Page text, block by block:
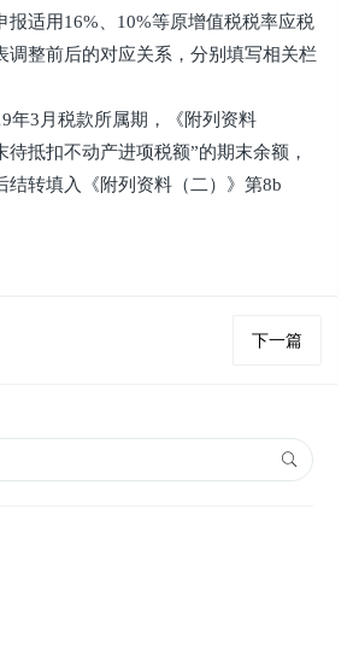
适用16%、10%等原增值税税率应税
调整前后的对应关系，分别填写相关栏
3月税款所属期，《附列资料
待抵扣不动产进项税额”的期末余额，
结转填入《附列资料（二）》第8b
下一篇